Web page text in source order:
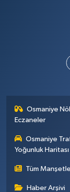
Osmaniye
Eczaneler
Osmaniye
Yoğunluk Haritası
Tüm
Haber Arşivi